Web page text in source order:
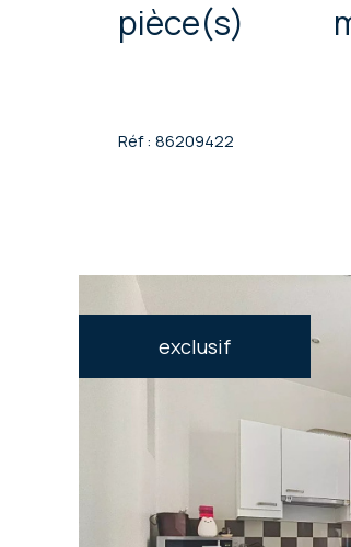
pièce(s)
Réf : 86209422
exclusif